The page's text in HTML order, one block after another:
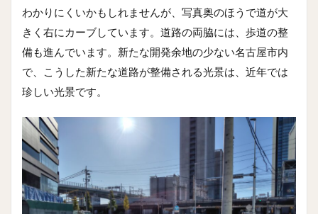
わかりにくいかもしれませんが、写真奥のほうで道が大
きく右にカーブしています。道路の両脇には、歩道の整
備も進んでいます。新たな開発余地の少ない名古屋市内
で、こうした新たな道路が整備される光景は、近年では
珍しい光景です。